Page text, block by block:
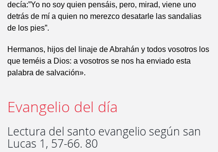
decía:”Yo no soy quien pensáis, pero, mirad, viene uno
detrás de mí a quien no merezco desatarle las sandalias
de los pies”.
Hermanos, hijos del linaje de Abrahán y todos vosotros los
que teméis a Dios: a vosotros se nos ha enviado esta
palabra de salvación».
Evangelio del día
Lectura del santo evangelio según san
Lucas 1, 57-66. 80